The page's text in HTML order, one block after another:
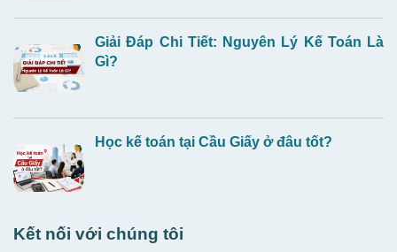
Giải Đáp Chi Tiết: Nguyên Lý Kế Toán Là
Gì?
Học kế toán tại Cầu Giấy ở đâu tốt?
Kết nối với chúng tôi